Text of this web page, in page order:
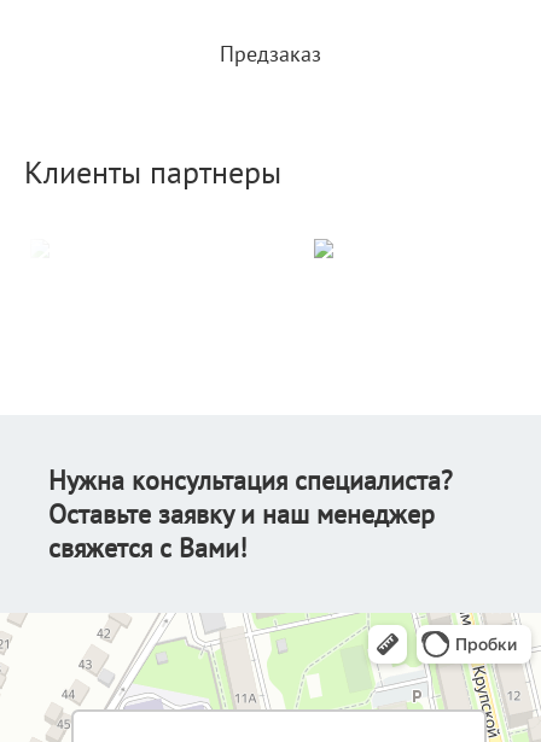
Предзаказ
Клиенты партнеры
Нужна консультация специалиста?
Оставьте заявку и наш менеджер
свяжется с Вами!